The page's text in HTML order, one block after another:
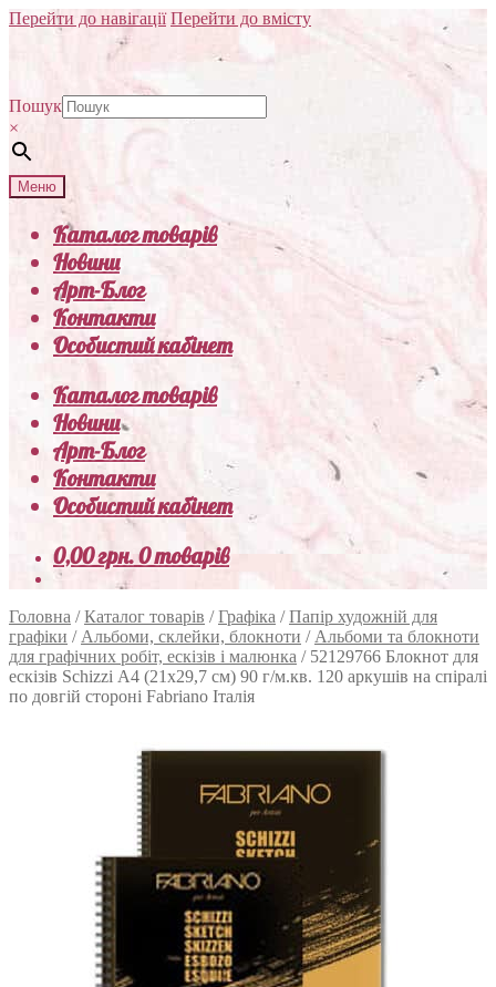
Перейти до навігації Перейти до вмісту
Пошук
×
Меню
Каталог товарів
Новини
Арт-Блог
Контакти
Особистий кабінет
Каталог товарів
Новини
Арт-Блог
Контакти
Особистий кабінет
0,00грн.0 товарів
Головна /Каталог товарів /Графіка /Папір художній для
графіки / Альбоми, склейки, блокноти / Альбоми та блокноти
для графічних робіт, ескізів і малюнка / 52129766 Блокнот для
ескізів Schizzi А4 (21х29,7 см) 90 г/м.кв. 120 аркушів на спіралі
по довгій стороні Fabriano Італія